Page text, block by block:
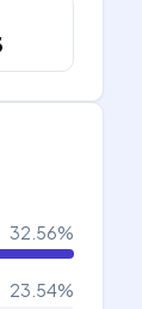
32.56%
23.54%